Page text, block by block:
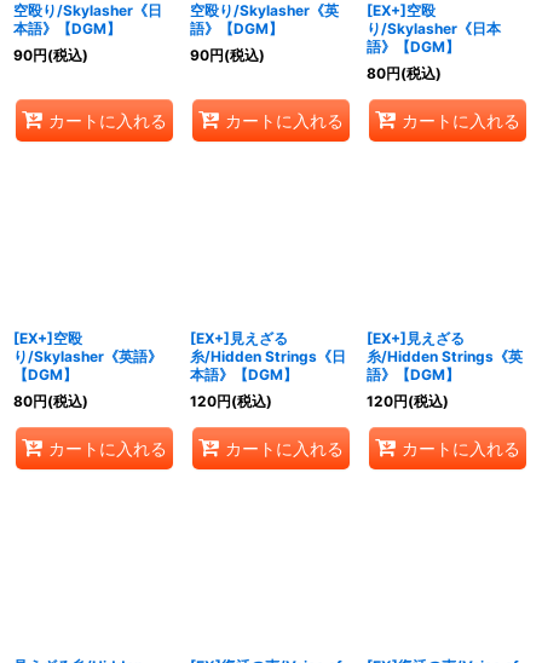
空殴り/Skylasher《日
本語》【DGM】
90円(税込)
カートに入れる
空殴り/Skylasher《英
語》【DGM】
90円(税込)
カートに入れる
[EX+]空殴
り/Skylasher《日本
語》【DGM】
80円(税込)
カートに入れる
[EX+]空殴
り/Skylasher《英語》
【DGM】
80円(税込)
カートに入れる
[EX+]見えざる
糸/Hidden Strings《日
本語》【DGM】
120円(税込)
カートに入れる
[EX+]見えざる
糸/Hidden Strings《英
語》【DGM】
120円(税込)
カートに入れる